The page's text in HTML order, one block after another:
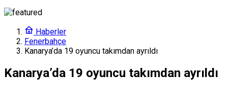
Haberler
Fenerbahçe
Kanarya’da 19 oyuncu takımdan ayrıldı
Kanarya’da 19 oyuncu takımdan ayrıldı